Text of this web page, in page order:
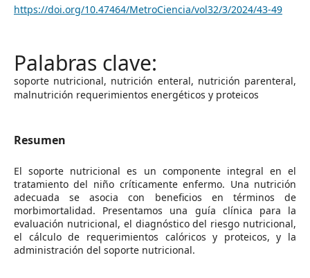
https://doi.org/10.47464/MetroCiencia/vol32/3/2024/43-49
soporte nutricional, nutrición enteral, nutrición parenteral,
malnutrición requerimientos energéticos y proteicos
Resumen
El soporte nutricional es un componente integral en el
tratamiento del niño críticamente enfermo. Una nutrición
adecuada se asocia con beneficios en términos de
morbimortalidad. Presentamos una guía clínica para la
evaluación nutricional, el diagnóstico del riesgo nutricional,
el cálculo de requerimientos calóricos y proteicos, y la
administración del soporte nutricional.